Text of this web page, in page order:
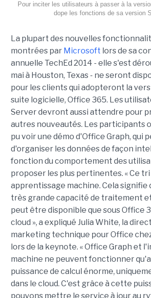
Pour inciter les utilisateurs à passer à la
dope les fonctions de sa version
La plupart des nouvelles
montrées par Microsoft lors de sa
annuelle TechEd 2014 - elle s'est
mai à Houston, Texas - ne seront
pour les clients qui adopteront la
suite logicielle, Office 365. Les
Server devront aussi attendre pour
autres nouveautés. Les participants
pu voir une démo d'Office Graph, qui
d'organiser les données de façon
fonction du comportement des
proposer les plus pertinentes. « Ce
apprentissage machine. Cela signifie
très grande capacité de traitement
peut être disponible que sous Office
cloud », a expliqué Julia White, la
marketing technique pour Office
lors de la keynote. « Office Graph et
machine ne peuvent fonctionner
puissance de calcul énorme,
dans le cloud. C'est grâce à cette
pouvons mettre le service à jour au